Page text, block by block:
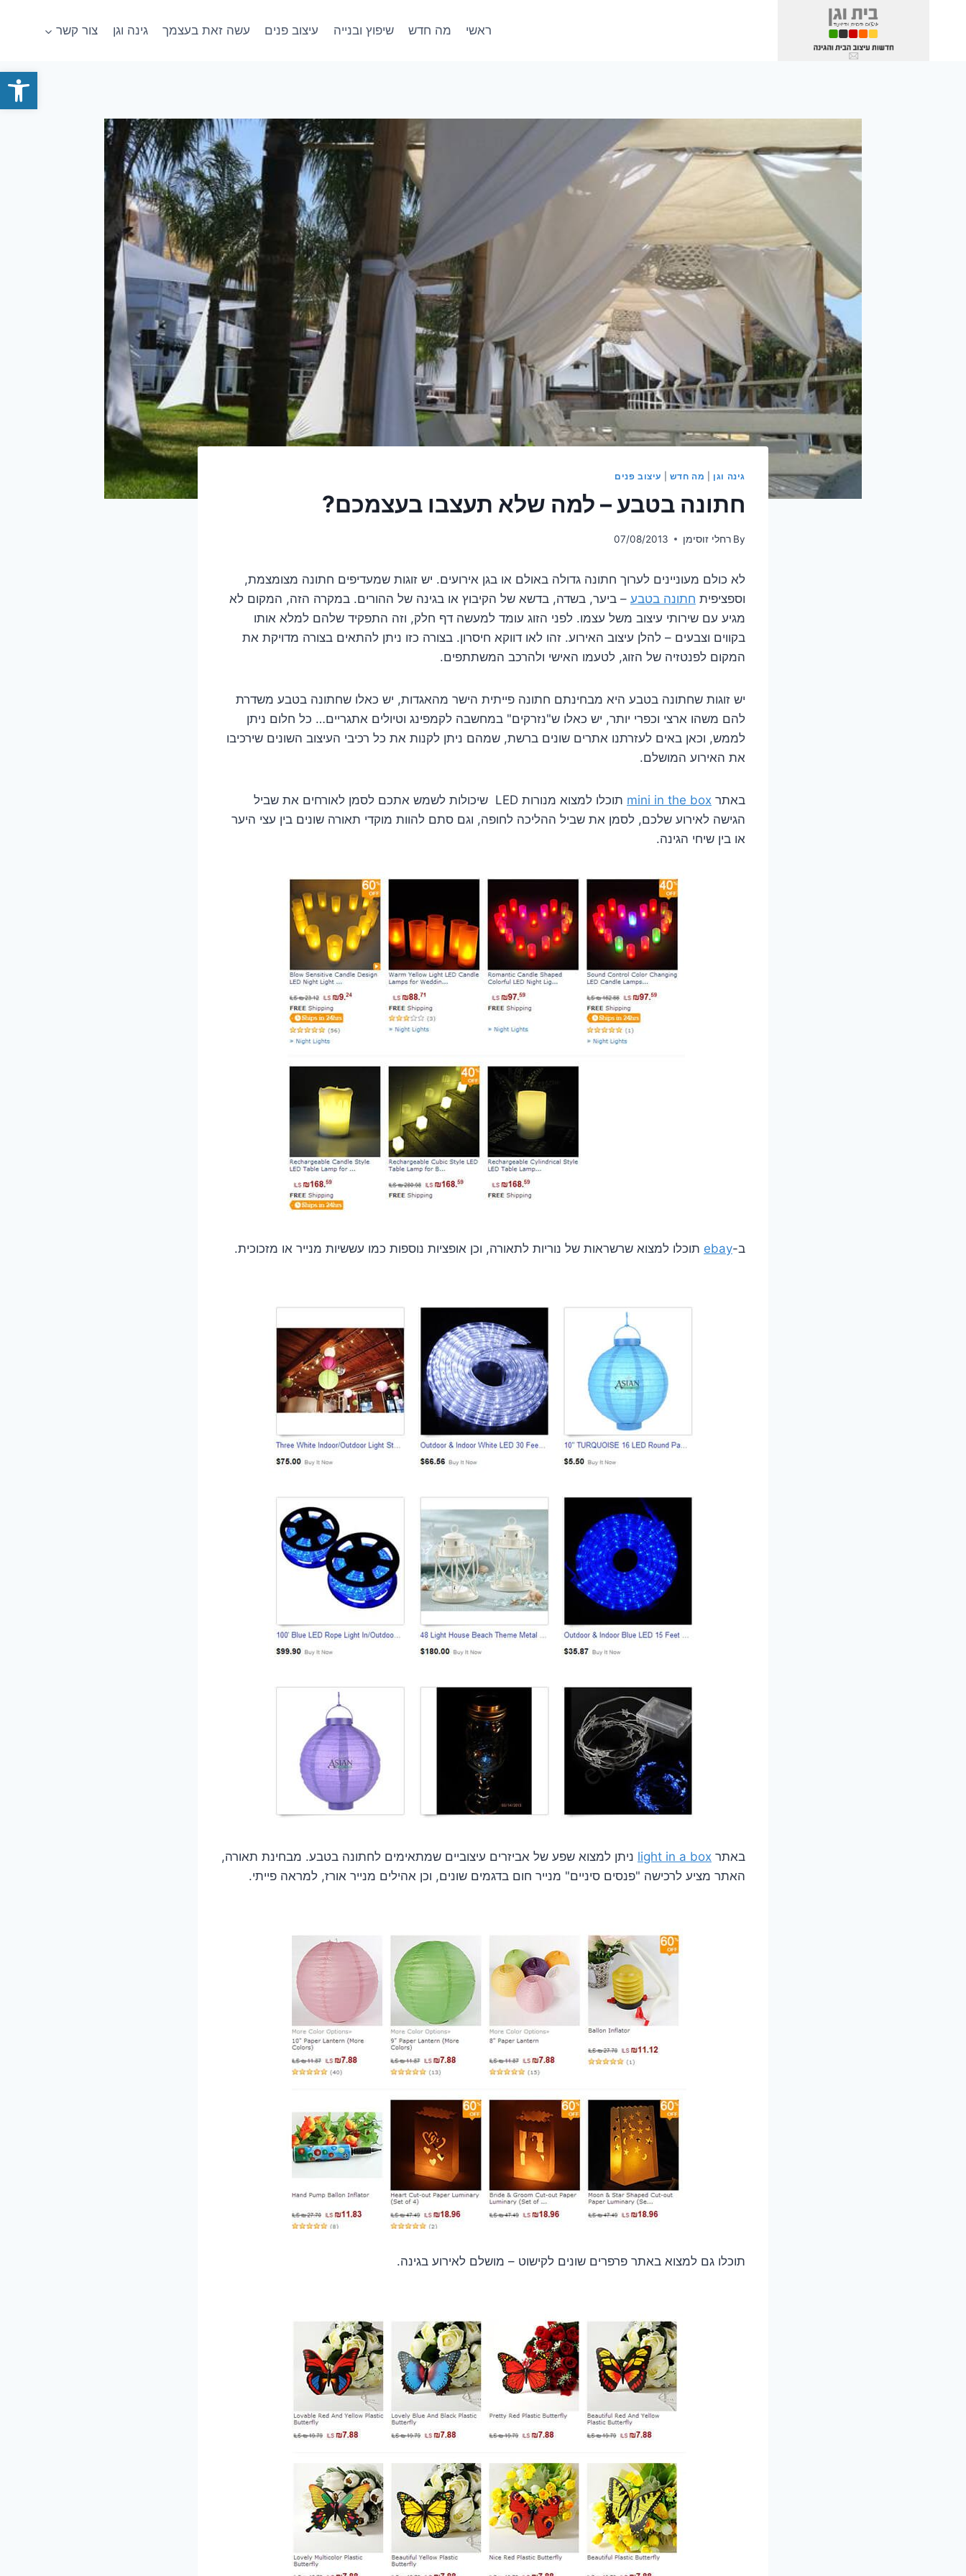
פתח
ראשי מה חדש שיפוץ ובנייה עיצוב פנים עשה זאת בעצמך גינה וגן צור קשר
גינה וגן מה חדש עיצוב פנים
חתונה בטבע – למה שלא תעצבו בעצמכם?
By רחלי זוסימן 07/08/2013
לא כולם מעוניינים לערוך חתונה גדולה באולם או בגן אירועים. יש זוגות שמעדיפים חתונה מצומצמת,
וספציפית חתונה בטבע – ביער, בשדה, בדשא של הקיבוץ או בגינה של ההורים. במקרה הזה, המקום לא
מגיע עם שירותי עיצוב משל עצמו. לפני הזוג עומד למעשה דף חלק, וזה התפקיד שלהם למלא אותו
בקווים וצבעים – להלן עיצוב האירוע. זהו לאו דווקא חיסרון. בצורה כזו ניתן להתאים בצורה מדויקת את
המקום לפנטזיה של הזוג, לטעמו האישי ולהרכב המשתתפים.
יש זוגות שחתונה בטבע היא מבחינתם חתונה פייתית הישר מהאגדות, יש כאלו שחתונה בטבע משדרת
להם משהו ארצי וכפרי יותר, יש כאלו ש"נזרקים" במחשבה לקמפינג וטיולים אתגריים… כל חלום ניתן
לממש, וכאן באים לעזרתנו אתרים שונים ברשת, שמהם ניתן לקנות את כל רכיבי העיצוב השונים שירכיבו
את האירוע המושלם.
באתר mini in the box
תוכלו למצוא מנורות LED שיכולות לשמש אתכם לסמן לאורחים את שביל
הגישה לאירוע שלכם, לסמן את שביל ההליכה לחופה, וגם סתם להוות מוקדי תאורה שונים בין עצי היער
או בין שיחי הגינה.
ב-ebay תוכלו למצוא שרשראות של נוריות לתאורה, וכן אופציות נוספות כמו עששיות מנייר או מזכוכית.
באתר light in a box ניתן למצוא שפע של אביזרים עיצוביים שמתאימים לחתונה בטבע. מבחינת תאורה,
האתר מציע לרכישה "פנסים סיניים" מנייר חום בדגמים שונים, וכן אהילים מנייר אורז, למראה פייתי.
תוכלו גם למצוא באתר פרפרים שונים לקישוט – מושלם לאירוע בגינה.